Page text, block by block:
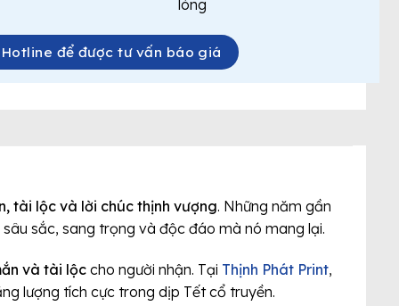
lòng
để được tư vấn báo giá
tài lộc và lời chúc thịnh vượng. Những năm gần
sắc, sang trọng và độc đáo mà nó mang lại.
và tài lộc cho người nhận. Tại Thịnh Phát Print,
lượng tích cực trong dịp Tết cổ truyền.